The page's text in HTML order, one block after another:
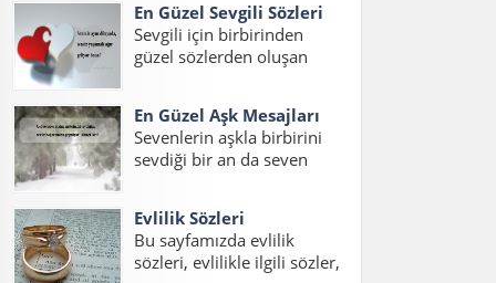
duygusal aşk sözleri uzun,
en güzel duygusal aşk
sözleri uzun ve şahane aşk
de bulabilirsiniz....
En Güzel Sevgili Sözleri
Sevgili için birbirinden
güzel sözlerden oluşan
sevgiliye en güzel romantik
sözler ve en güzel duygulu
sözleri okuyabilirsiniz.
Sözler – Oksijeni bilmem
ama...
En Güzel Aşk Mesajları
Sevenlerin aşkla birbirini
sevdiği bir an da seven
söylemek ister. Aşk sözleri
romantik uzun, aşk
mesajları en güzel ve
Evlilik Sözleri
Bu sayfamızda evlilik
sözleri, evlilikle ilgili sözler,